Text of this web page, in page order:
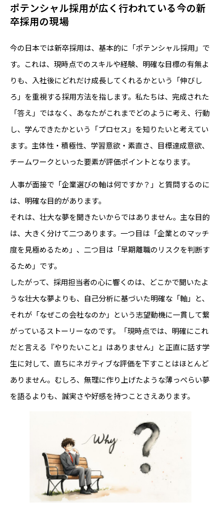
ポテンシャル採用が広く行われている今の新
卒採用の現場
今の日本では新卒採用は、基本的に「ポテンシャル採用」で
す。これは、現時点でのスキルや経験、明確な目標の有無よ
りも、入社後にどれだけ成長してくれるかという「伸びし
ろ」を重視する採用方法を指します。私たちは、完成された
「答え」ではなく、あなたがこれまでどのように考え、行動
し、学んできたかという「プロセス」を知りたいと考えてい
ます。主体性・積極性、学習意欲・素直さ、目標達成意欲、
チームワークといった要素が評価ポイントとなります。
人事が面接で「企業選びの軸は何ですか？」と質問するのに
は、明確な目的があります。
それは、壮大な夢を聞きたいからではありません。主な目的
は、大きく分けて二つあります。一つ目は「企業とのマッチ
度を見極めるため」、二つ目は「早期離職のリスクを判断す
るため」です。
したがって、採用担当者の心に響くのは、どこかで聞いたよ
うな壮大な夢よりも、自己分析に基づいた明確な「軸」と、
それが「なぜこの会社なのか」という志望動機に一貫して繋
がっているストーリーなのです。「現時点では、明確にこれ
だと言える『やりたいこと』はありません」と正直に話す学
生に対して、直ちにネガティブな評価を下すことはほとんど
ありません。むしろ、無理に作り上げたような薄っぺらい夢
を語るよりも、誠実さや好感を持つことさえあります。